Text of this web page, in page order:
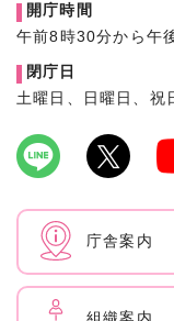
開庁時間
午前8時30分から午
閉庁日
土曜日、日曜日、祝
庁舎案内